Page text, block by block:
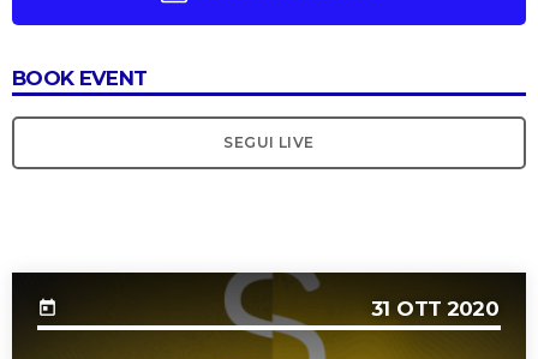
BOOK EVENT
SEGUI LIVE
today 31 OTT 2020